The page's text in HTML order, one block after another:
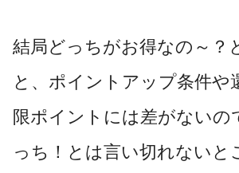
結局どっちがお得なの～？
と、ポイントアップ条件や
限ポイントには差がないの
っち！とは言い切れないと